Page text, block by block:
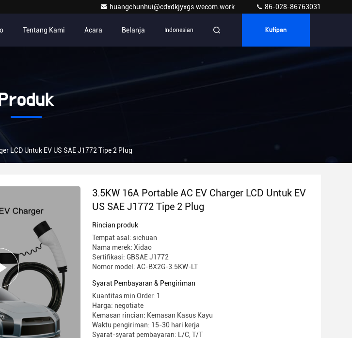
huangchunhui@cdxdkjyxgs.wecom.work 86-028-86763031
Tentang Kami Acara Belanja Indonesian Kutipan
Produk
LCD Untuk EV US SAE J1772 Tipe 2 Plug
3.5KW 16A Portable AC EV Charger LCD Untuk EV
US SAE J1772 Tipe 2 Plug
Rincian produk
Tempat asal: sichuan
Nama merek: Xidao
Sertifikasi: GBSAE J1772
Nomor model: AC-BX2G-3.5KW-LT
Syarat Pembayaran & Pengiriman
Kuantitas min Order: 1
Harga: negotiate
Kemasan rincian: Kemasan Kasus Kayu
Waktu pengiriman: 15-30 hari kerja
Syarat-syarat pembayaran: L/C, T/T